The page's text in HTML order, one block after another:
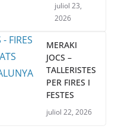
juliol 23,
2026
MERAKI
JOCS –
TALLERISTES
PER FIRES I
FESTES
juliol 22, 2026